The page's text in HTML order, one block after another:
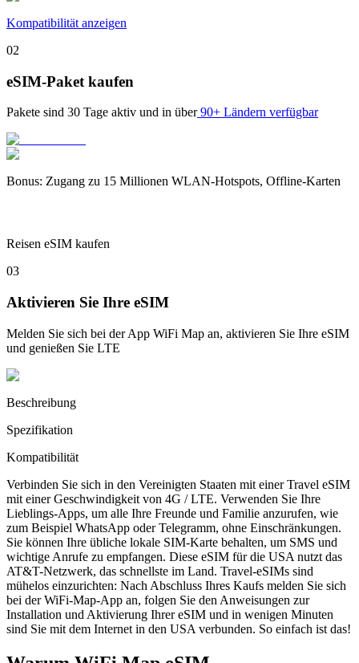
Kompatibilität anzeigen
02
eSIM-Paket kaufen
Pakete sind 30 Tage aktiv und in über 90+ Ländern verfügbar
Bonus: Zugang zu 15 Millionen WLAN-Hotspots, Offline-Karten
Reisen eSIM kaufen
03
Aktivieren Sie Ihre eSIM
Melden Sie sich bei der App WiFi Map an, aktivieren Sie Ihre eSIM
und genießen Sie LTE
Beschreibung
Spezifikation
Kompatibilität
Verbinden Sie sich in den Vereinigten Staaten mit einer Travel eSIM
mit einer Geschwindigkeit von 4G / LTE. Verwenden Sie Ihre
Lieblings-Apps, um alle Ihre Freunde und Familie anzurufen, wie
zum Beispiel WhatsApp oder Telegramm, ohne Einschränkungen.
Sie können Ihre übliche lokale SIM-Karte behalten, um SMS und
wichtige Anrufe zu empfangen. Diese eSIM für die USA nutzt das
AT&T-Netzwerk, das schnellste im Land. Travel-eSIMs sind
mühelos einzurichten: Nach Abschluss Ihres Kaufs melden Sie sich
bei der WiFi-Map-App an, folgen Sie den Anweisungen zur
Installation und Aktivierung Ihrer eSIM und in wenigen Minuten
sind Sie mit dem Internet in den USA verbunden. So einfach ist das!